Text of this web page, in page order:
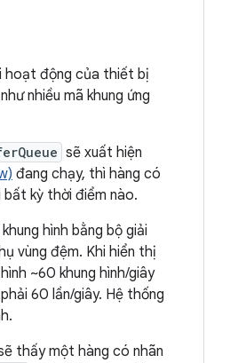
hoạt động của thiết bị
nhiều mã khung ứng
sẽ xuất hiện
đang chạy, thì hàng có
kỳ thời điểm nào.
hình bằng bộ giải
vùng đệm. Khi hiển thị
~60 khung hình/giây
60 lần/giây. Hệ thống
thấy một hàng có nhãn